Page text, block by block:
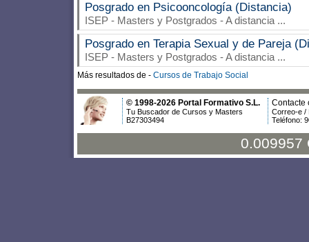
Posgrado en Psicooncología (Distancia)
ISEP - Masters y Postgrados - A distancia ...
Posgrado en Terapia Sexual y de Pareja
ISEP - Masters y Postgrados - A distancia ...
Más resultados de - Cursos de Trabajo Social
© 1998-2026 Portal Formativo S.L.
Tu Buscador de Cursos y Masters
B27303494
Contacte
Correo-e /
Teléfono:
0.009957